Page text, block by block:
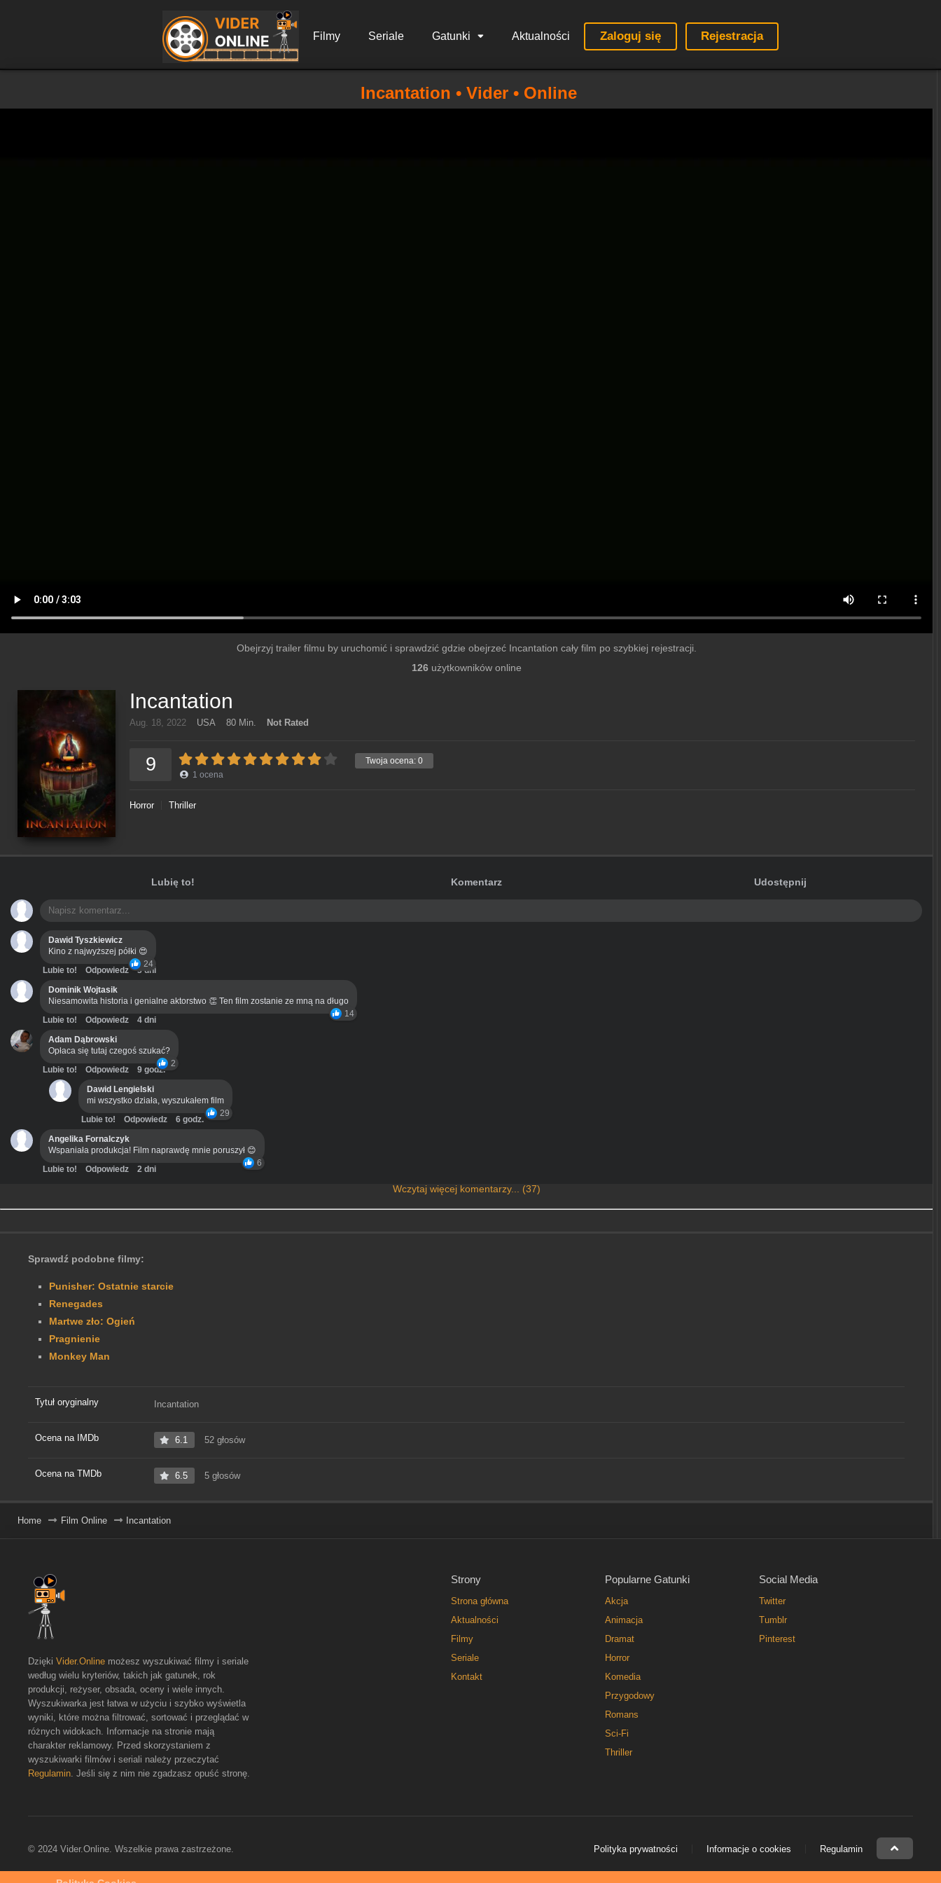
Filmy Seriale Gatunki Aktualności Zaloguj się Rejestracja
Incantation • Vider • Online
Obejrzyj trailer filmu by uruchomić i sprawdzić gdzie obejrzeć Incantation cały film po szybkiej rejestracji.
126użytkowników online
Incantation
Aug. 18, 2022 USA 80 Min. Not Rated
Twoja ocena: 0
9 1 ocena
Horror Thriller
Lubię to! Komentarz Udostępnij
Dawid Tyszkiewicz
Kino z najwyższej półki 😍
24
Lubie to! Odpowiedz
3 dni
Dominik Wojtasik
Niesamowita historia i genialne aktorstwo 👏 Ten film zostanie ze mną na długo
14
Lubie to! Odpowiedz
4 dni
Adam Dąbrowski
Opłaca się tutaj czegoś szukać?
2
Lubie to! Odpowiedz
9 godz.
Dawid Lengielski
mi wszystko działa, wyszukałem film
29
Lubie to! Odpowiedz
6 godz.
Angelika Fornalczyk
Wspaniała produkcja! Film naprawdę mnie poruszył 😊
6
Lubie to! Odpowiedz 2 dni
Wczytaj więcej komentarzy... (37)
Sprawdź podobne filmy:
Punisher: Ostatnie starcie
Renegades
Martwe zło: Ogień
Pragnienie
Monkey Man
Tytuł oryginalny Incantation
Ocena na IMDb 6.1 52 głosów
Ocena na TMDb 6.5 5 głosów
Home Film Online Incantation
Strony
Strona główna
Aktualności
Filmy
Seriale
Kontakt
Popularne Gatunki
Akcja
Animacja
Dramat
Horror
Komedia
Przygodowy
Romans
Sci-Fi
Thriller
Social Media
Twitter
Tumblr
Pinterest
Dzięki Vider.Online możesz wyszukiwać filmy i seriale
według wielu kryteriów, takich jak gatunek, rok
produkcji, reżyser, obsada, oceny i wiele innych.
Wyszukiwarka jest łatwa w użyciu i szybko wyświetla
wyniki, które można filtrować, sortować i przeglądać w
różnych widokach. Informacje na stronie mają
charakter reklamowy. Przed skorzystaniem z
wyszukiwarki filmów i seriali należy przeczytać
Regulamin. Jeśli się z nim nie zgadzasz opuść stronę.
© 2024 Vider.Online. Wszelkie prawa zastrzeżone. Polityka prywatności Informacje o cookies Regulamin